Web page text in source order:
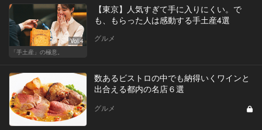
Vol.4
「手土産」の極意。
【東京】人気すぎて手に入りにくい。で
も、もらった人は感動する手土産4選
グルメ
数あるビストロの中でも納得いくワインと
出合える都内の名店６選
グルメ